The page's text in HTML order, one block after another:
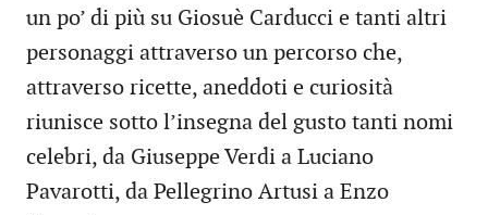
un po’ di più su Giosuè Carducci e tanti altri
personaggi attraverso un percorso che,
attraverso ricette, aneddoti e curiosità
riunisce sotto l’insegna del gusto tanti nomi
celebri, da Giuseppe Verdi a Luciano
Pavarotti, da Pellegrino Artusi a Enzo